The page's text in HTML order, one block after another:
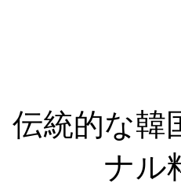
伝統的な韓
ナル